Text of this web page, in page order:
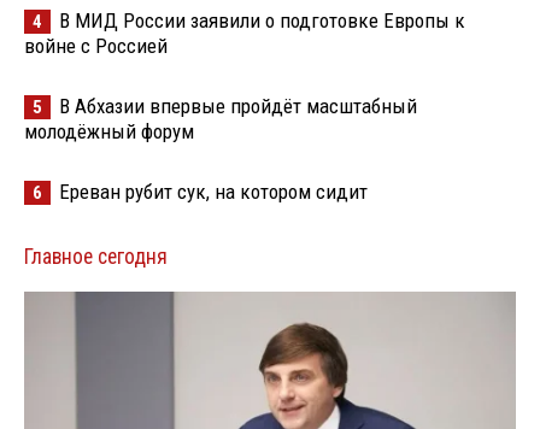
4
В МИД России заявили о подготовке Европы к
войне с Россией
5
В Абхазии впервые пройдёт масштабный
молодёжный форум
6 Ереван рубит сук, на котором сидит
Главное сегодня